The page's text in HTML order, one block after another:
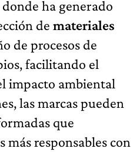
ha generado
de materiales
de procesos de
facilitando el
impacto ambiental
las marcas pueden
que
responsables con